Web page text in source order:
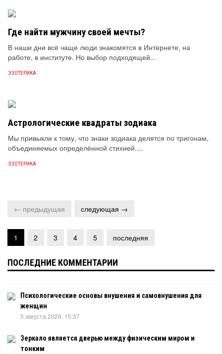
Где найти мужчину своей мечты?
В наши дни всё чаще люди знакомятся в Интернете, на
работе, в институте. Но выбор подходящей...
ЭЗОТЕРИКА
Астрологические квадраты зодиака
Мы привыкли к тому, что знаки зодиака делятся по тригонам,
объединяемых определённой стихией....
ЭЗОТЕРИКА
← предыдущая следующая →
1 2 3 4 5 последняя
ПОСЛЕДНИЕ КОММЕНТАРИИ
Психологические основы внушения и самовнушения для
женщин
5 августа 2026, 15:37
Зеркало является дверью между физическим миром и
тонким